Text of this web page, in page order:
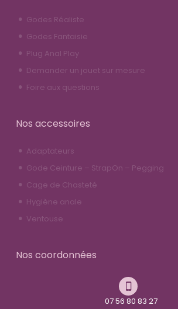
Godes Réaliste
Godes Fantaisie
Plug Anal Play
Demander un jouet sur mesure
Foire aux questions
Nos accessoires
Adaptateurs
Gode Ceinture – StrapOn – Pegging
Cage de Chasteté
Hygiène anale
Ventouse
Nos coordonnées
07 56 80 83 27